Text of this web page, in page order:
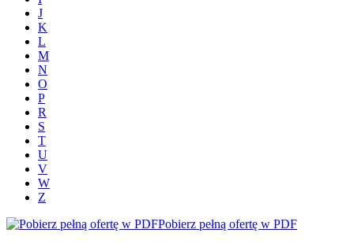
J
K
L
M
N
O
P
R
S
T
U
V
W
Z
Pobierz pełną ofertę w PDF